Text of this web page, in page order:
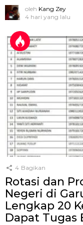
oleh Kang Zey
4 hari yang lalu
4 Bagikan
Rotasi dan
Negeri di
Lengkap 20
Dapat Tugas